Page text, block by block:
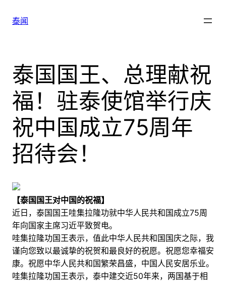
泰闻
泰国国王、总理献祝
福！驻泰使馆举行庆
祝中国成立75周年
招待会！
【泰国国王对中国的祝福】
近日，泰国国王哇集拉隆功就中华人民共和国成立75周
年向国家主席习近平致贺电。
哇集拉隆功国王表示，值此中华人民共和国国庆之际，我
谨向您致以最诚挚的祝贺和最良好的祝愿。祝愿您幸福安
康。祝愿中华人民共和国繁荣昌盛，中国人民安居乐业。
哇集拉隆功国王表示，泰中建交近50年来，两国基于相